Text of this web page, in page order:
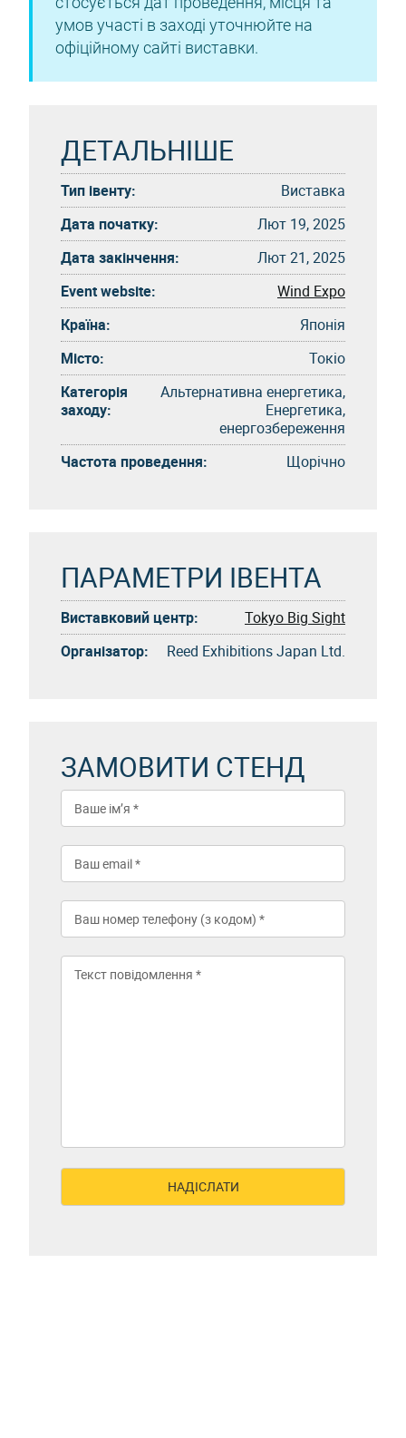
умов участі в заході уточнюйте на
офіційному сайті виставки.
ДЕТАЛЬНІШЕ
Тип івенту:
Виставка
Дата початку:
Лют 19, 2025
Дата закінчення:
Лют 21, 2025
Event website:
Wind Expo
Країна:
Японія
Місто:
Токіо
Категорія
заходу:
Альтернативна енергетика,
Енергетика,
енергозбереження
Частота проведення:
Щорічно
ПАРАМЕТРИ ІВЕНТА
Виставковий центр:
Tokyo Big Sight
Організатор:
Reed Exhibitions Japan Ltd.
ЗАМОВИТИ СТЕНД